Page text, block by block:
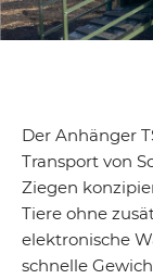
Der Anhänger
Transport von
Ziegen
Tiere ohne
elektronische
schnelle